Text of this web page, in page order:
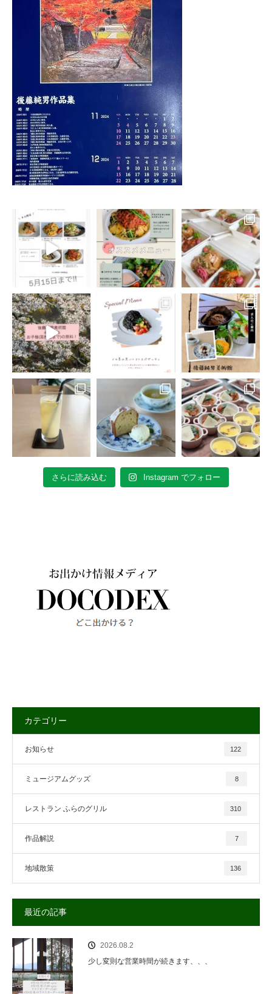
さらに読み込む Instagram でフォロー
カテゴリー
お知らせ 122
ミュージアムグッズ 8
レストラン ふらのグリル 310
作品解説 7
地域散策 136
最近の記事
2026.08.2
少し変則な営業時間が続きます、、、